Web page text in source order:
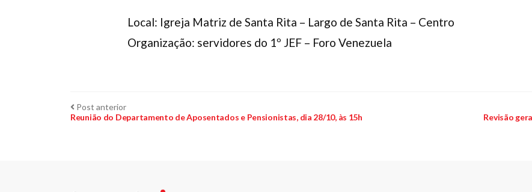
Local: Igreja Matriz de Santa Rita – Largo de Santa Rita – Centro
Organização: servidores do 1º JEF – Foro Venezuela
Navegação
Post anteriorPost
anterior:
Reunião do Departamento de Aposentados e Pensionistas, dia 28/10, às 15h Revisão